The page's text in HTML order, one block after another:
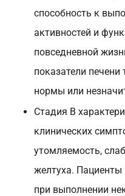
способность к
активностей и
повседневной
показатели
нормы или
Стадия B
клинических
утомляемость,
желтуха.
при выполнении